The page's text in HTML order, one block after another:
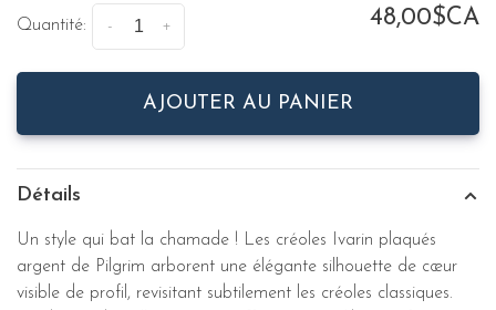
Quantité: +
- 48,00$CA
AJOUTER AU PANIER
Détails
Un style qui bat la chamade ! Les créoles Ivarin plaqués
argent de Pilgrim arborent une élégante silhouette de cœur
visible de profil, revisitant subtilement les créoles classiques.